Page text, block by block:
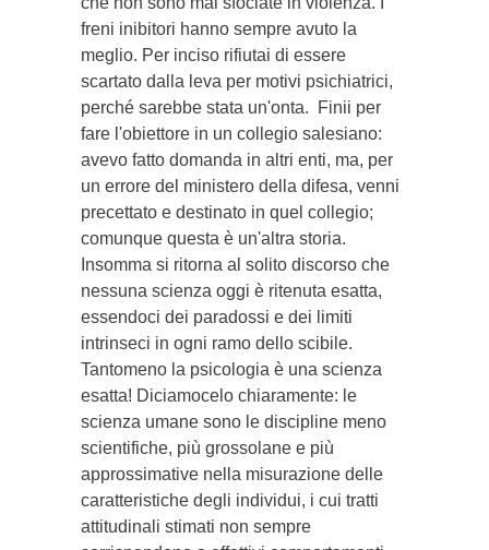
freni inibitori hanno sempre avuto la
meglio. Per inciso rifiutai di essere
scartato dalla leva per motivi psichiatrici,
perché sarebbe stata un'onta. Finii per
fare l'obiettore in un collegio salesiano:
avevo fatto domanda in altri enti, ma, per
un errore del ministero della difesa, venni
precettato e destinato in quel collegio;
comunque questa è un'altra storia.
Insomma si ritorna al solito discorso che
nessuna scienza oggi è ritenuta esatta,
essendoci dei paradossi e dei limiti
intrinseci in ogni ramo dello scibile.
Tantomeno la psicologia è una scienza
esatta! Diciamocelo chiaramente: le
scienza umane sono le discipline meno
scientifiche, più grossolane e più
approssimative nella misurazione delle
caratteristiche degli individui, i cui tratti
attitudinali stimati non sempre